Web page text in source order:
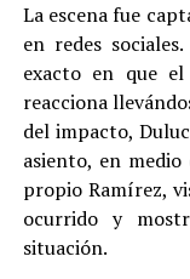
La escena fue
en redes
exacto en que
reacciona
del impacto,
asiento, en
propio Ramírez,
ocurrido y
situación.